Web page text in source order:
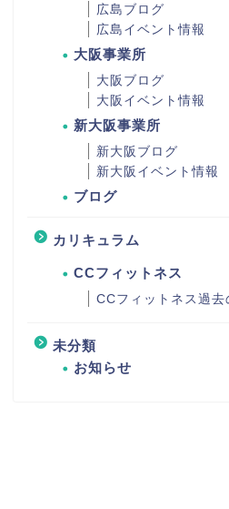
広島ブログ
広島イベント情報
大阪事業所
大阪ブログ
大阪イベント情報
新大阪事業所
新大阪ブログ
新大阪イベント情報
ブログ
カリキュラム
CCフィットネス
CCフィットネス過去
未分類
お知らせ